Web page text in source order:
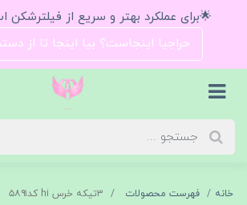
🌟برای عملکرد بهتر و سریع از فیلترشکن
حراجیا اینجاست؟ بیا اینجا تا از
خانه فهرست محصولات ۳تیکه خرس hi کد۵۸۹۱